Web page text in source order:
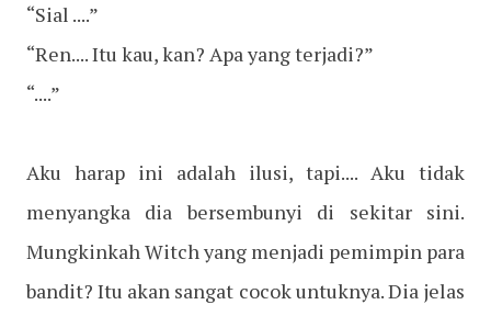
“Sial ....”
“Ren.... Itu kau, kan? Apa yang terjadi?”
“....”
Aku harap ini adalah ilusi, tapi.... Aku tidak
menyangka dia bersembunyi di sekitar sini.
Mungkinkah Witch yang menjadi pemimpin para
bandit? Itu akan sangat cocok untuknya. Dia jelas